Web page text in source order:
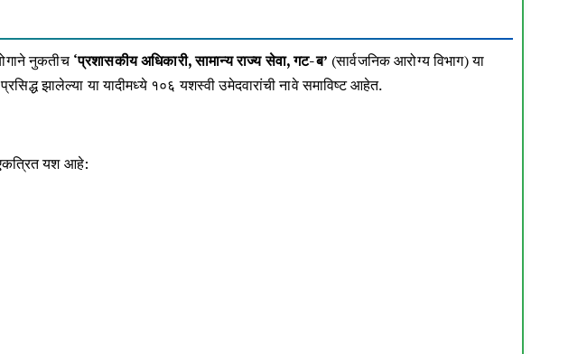
नुकतीच ‘प्रशासकीय अधिकारी, सामान्य राज्य सेवा, गट-ब’ (सार्वजनिक आरोग्य विभाग) या
झालेल्या या यादीमध्ये १०६ यशस्वी उमेदवारांची नावे समाविष्ट आहेत.
एकत्रित यश आहे: